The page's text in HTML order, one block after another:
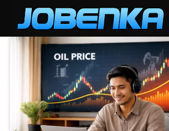
content